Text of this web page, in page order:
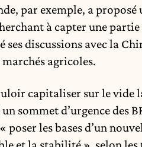
par exemple, a
à capter une
ses discussions avec la
agricoles.
capitaliser sur le vide
sommet d’urgence des
poser les bases d’un